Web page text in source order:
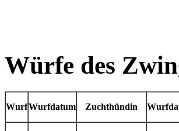
Würfe des
WurfWurfdatum Zuchthündin